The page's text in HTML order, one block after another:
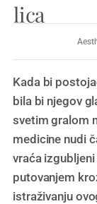
lica
Kada bi
bila bi njegov
svetim gralom
medicine nudi
vraća
putovanjem
istraživanju